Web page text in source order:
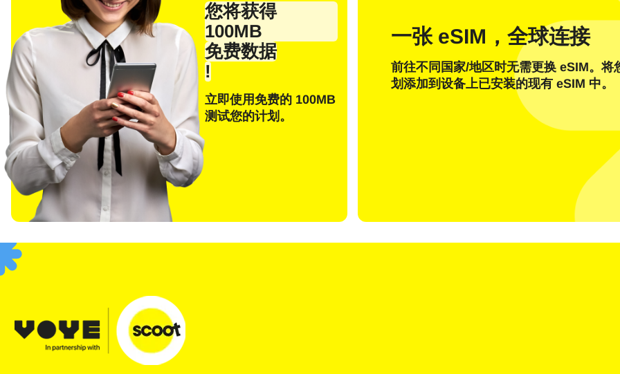
您将获得
100MB
免费数据
!
立即使用免费的 100MB
测试您的计划。
一张 eSIM，全球连接
前往不同国家/地区时无需更换 eSIM。将
划添加到设备上已安装的现有 eSIM 中。
한국어 简体中文
发送一次性密码